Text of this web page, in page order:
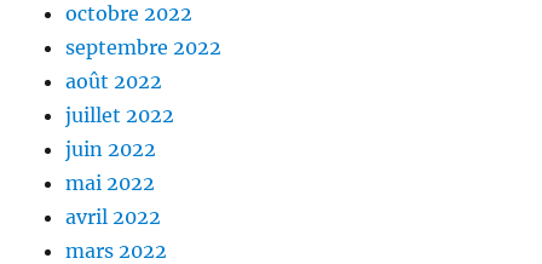
octobre 2022
septembre 2022
août 2022
juillet 2022
juin 2022
mai 2022
avril 2022
mars 2022